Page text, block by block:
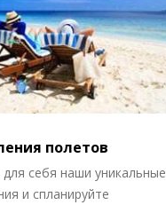
полетов
себя наши уникальные
и спланируйте